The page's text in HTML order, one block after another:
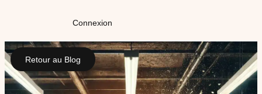
Connexion
Retour au Blog